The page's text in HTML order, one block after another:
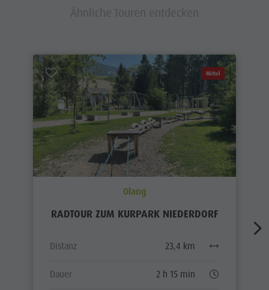
Ähnliche Touren entdecken
Mittel
Olang
RADTOUR ZUM KURPARK NIEDERDORF
Distanz 23,4 km
Dauer 2 h 15 min